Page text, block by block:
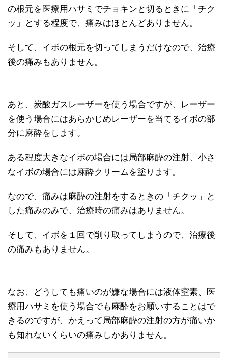
の根元を医療用ハサミでチョキンと切るときに「チク
ッ」とする程度で、痛みはほとんどありません。
そして、イボの根元を切ってしまうだけなので、治療
後の痛みもありません。
あと、炭酸ガスレーザーを使う場合ですが、レーザー
を使う場合にはあらかじめレーザーを当てるイボの部
分に麻酔をします。
ある程度大きなイボの場合には局部麻酔の注射、小さ
なイボの場合には麻酔クリームを塗ります。
なので、痛みは麻酔の注射をするときの「チクッ」と
した痛みのみで、治療時の痛みはありません。
そして、イボを１回で削り取ってしまうので、治療後
の痛みもありません。
なお、どうしても痛いのが嫌な場合には液体窒素、医
療用ハサミを使う場合でも麻酔をお願いすることはで
きるのですが、かえって局部麻酔の注射の方が痛いか
も知れないくらいの痛みしかありません。